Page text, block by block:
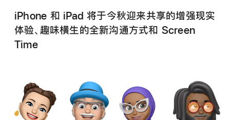
iPhone 和 iPad 将于今秋迎来共享的增强现实
体验、趣味横生的全新沟通方式和 Screen
Time